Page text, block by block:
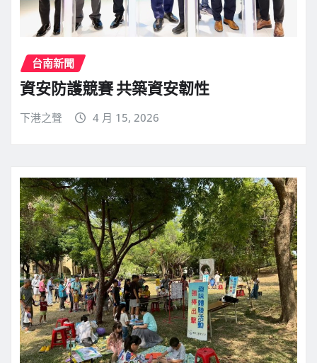
台南新聞
資安防護競賽 共築資安韌性
下港之聲 4 月 15, 2026